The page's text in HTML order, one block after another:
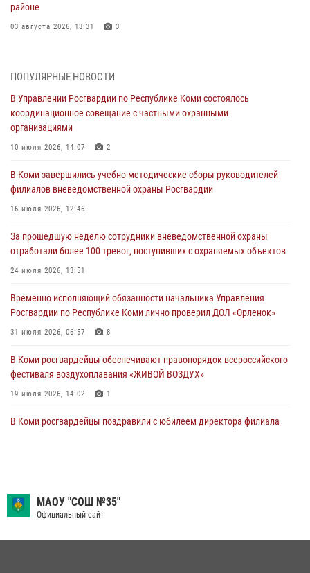
районе
03 августа 2026, 13:31 3
по спортивному самбо
03 августа 2026, 12:07 5
В Коми росгвардейцы информируют граждан об изменениях в
законодательстве в сфере оборота оружия и продолжают изымать
02 августа 2026, 06:17
В Койгородском районе местный житель обратился в Росгвардию
31 июля 2026, 10:55
Временно исполняющий обязанности начальника Управления
31 июля 2026, 06:57 8
В Усинске росгвардейцы оперативно отработали план «Квартал»
ПОПУЛЯРНЫЕ НОВОСТИ
В Управлении Росгвардии по Республике Коми состоялось
координационное совещание с частными охранными
организациями
10 июля 2026, 14:07 2
В Коми завершились учебно-методические сборы руководителей
филиалов вневедомственной охраны Росгвардии
16 июля 2026, 12:46
За прошедшую неделю сотрудники вневедомственной охраны
отработали более 100 тревог, поступивших с охраняемых объектов
24 июля 2026, 13:51
Временно исполняющий обязанности начальника Управления
Росгвардии по Республике Коми лично проверил ДОЛ «Орленок»
31 июля 2026, 06:57 8
В Коми росгвардейцы обеспечивают правопорядок всероссийского
фестиваля воздухоплавания «ЖИВОЙ ВОЗДУХ»
19 июля 2026, 14:02 1
В Коми росгвардейцы поздравили с юбилеем директора филиала
военнослужащих по призыву в Центре подготовки личного состава
Росгвардии
МАОУ "СОШ №35"
Официальный сайт